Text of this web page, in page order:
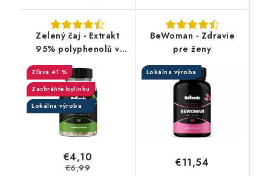
Zelený čaj - Extrakt
95% polyphenolů v
41 %
Zachráňte bylinku
Lokálna výroba
€4,10
€6,99
BeWoman - Zdravie
pre ženy
Lokálna výroba
€11,54